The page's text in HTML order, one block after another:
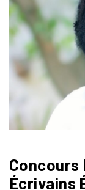
Concours
Écrivains